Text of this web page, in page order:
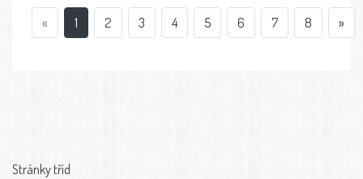
« 1 2 3 4 5 6 7 8 »
Stránky tříd